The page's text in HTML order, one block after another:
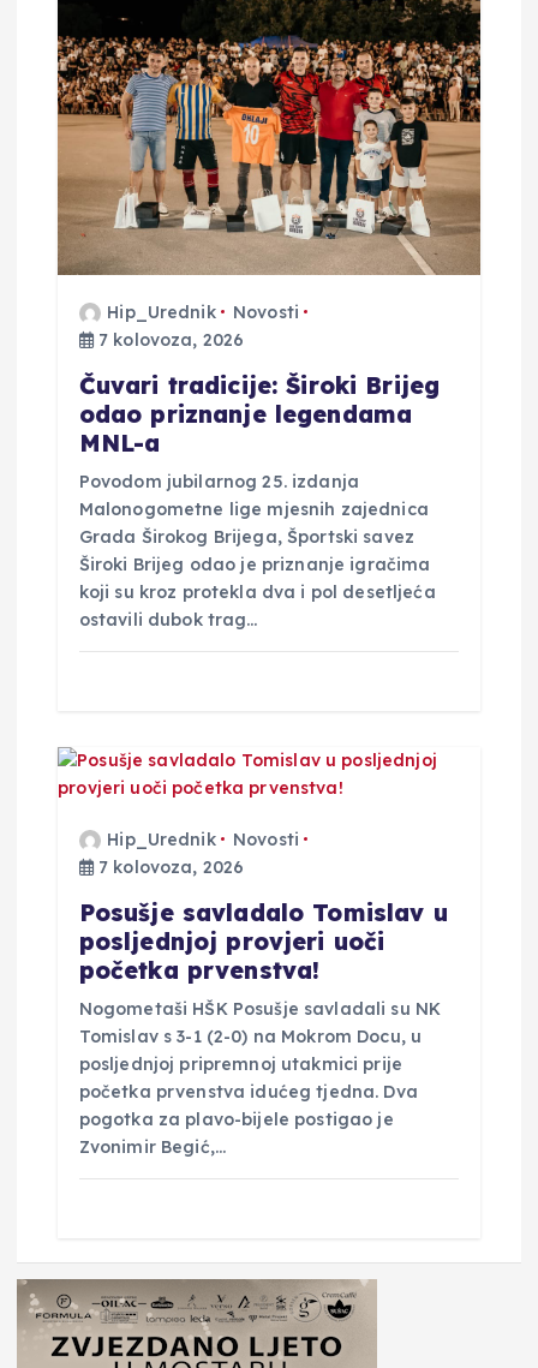
a
o
b
Hip_Urednik
Novosti
7 kolovoza, 2026
Čuvari tradicije: Široki Brijeg
odao priznanje legendama
MNL-a
Povodom jubilarnog 25. izdanja
Malonogometne lige mjesnih zajednica
Grada Širokog Brijega, Športski savez
Široki Brijeg odao je priznanje igračima
koji su kroz protekla dva i pol desetljeća
ostavili dubok trag…
Hip_Urednik
Novosti
7 kolovoza, 2026
Posušje savladalo Tomislav u
posljednjoj provjeri uoči
početka prvenstva!
Nogometaši HŠK Posušje savladali su NK
Tomislav s 3-1 (2-0) na Mokrom Docu, u
posljednjoj pripremnoj utakmici prije
početka prvenstva idućeg tjedna. Dva
pogotka za plavo-bijele postigao je
Zvonimir Begić,…